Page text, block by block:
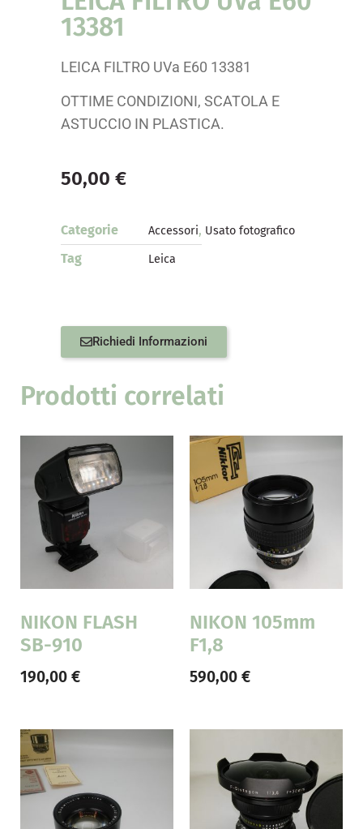
13381
LEICA FILTRO UVa E60 13381
OTTIME CONDIZIONI, SCATOLA E
ASTUCCIO IN PLASTICA.
50,00 €
Categorie Accessori, Usato fotografico
Tag Leica
Richiedi Informazioni
Prodotti correlati
NIKON FLASH
SB-910
190,00 €
NIKON 105mm
F1,8
590,00 €